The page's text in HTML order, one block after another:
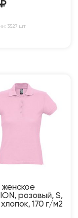
₽
3527 шт
женское
розовый, S,
хлопок, 170 г/м2